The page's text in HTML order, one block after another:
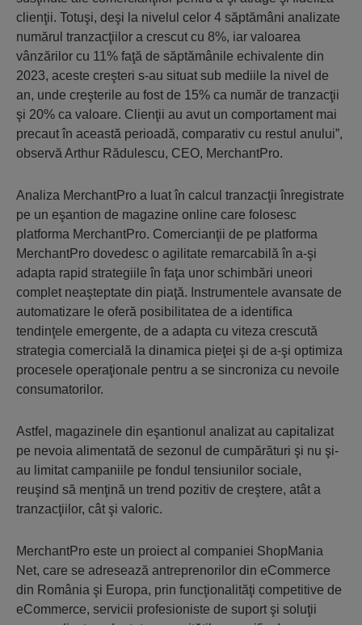
clienţii. Totuşi, deşi la nivelul celor 4 săptămâni analizate
numărul tranzacţiilor a crescut cu 8%, iar valoarea
vânzărilor cu 11% faţă de săptămânile echivalente din
2023, aceste creşteri s-au situat sub mediile la nivel de
an, unde creşterile au fost de 15% ca număr de tranzacţii
şi 20% ca valoare. Clienţii au avut un comportament mai
precaut în această perioadă, comparativ cu restul anului”,
observă Arthur Rădulescu, CEO, MerchantPro.
Analiza MerchantPro a luat în calcul tranzacţii înregistrate
pe un eşantion de magazine online care folosesc
platforma MerchantPro. Comercianţii de pe platforma
MerchantPro dovedesc o agilitate remarcabilă în a-şi
adapta rapid strategiile în faţa unor schimbări uneori
complet neaşteptate din piaţă. Instrumentele avansate de
automatizare le oferă posibilitatea de a identifica
tendinţele emergente, de a adapta cu viteza crescută
strategia comercială la dinamica pieţei şi de a-şi optimiza
procesele operaţionale pentru a se sincroniza cu nevoile
consumatorilor.
Astfel, magazinele din eşantionul analizat au capitalizat
pe nevoia alimentată de sezonul de cumpărături şi nu şi-
au limitat campaniile pe fondul tensiunilor sociale,
reuşind să menţină un trend pozitiv de creştere, atât a
tranzacţiilor, cât şi valoric.
MerchantPro este un proiect al companiei ShopMania
Net, care se adresează antreprenorilor din eCommerce
din România şi Europa, prin funcţionalităţi competitive de
eCommerce, servicii profesioniste de suport şi soluţii